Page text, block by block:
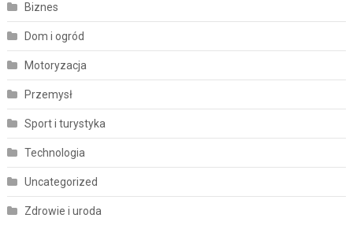
Biznes
Dom i ogród
Motoryzacja
Przemysł
Sport i turystyka
Technologia
Uncategorized
Zdrowie i uroda